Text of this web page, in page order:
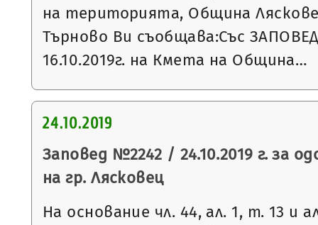
на територията, Община
Търново Ви съобщава:Със
16.10.2019г. на Кмета на Община…
24.10.2019
Заповед №2242 / 24.10.2019 г. за
на гр. Лясковец
На основание чл. 44, ал. 1, т. 13 и